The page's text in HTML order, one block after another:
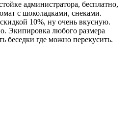
администратора, бесплатно,
с шоколадками, снеками.
10%, ну очень вкусную.
Экипировка любого размера
беседки где можно перекусить.